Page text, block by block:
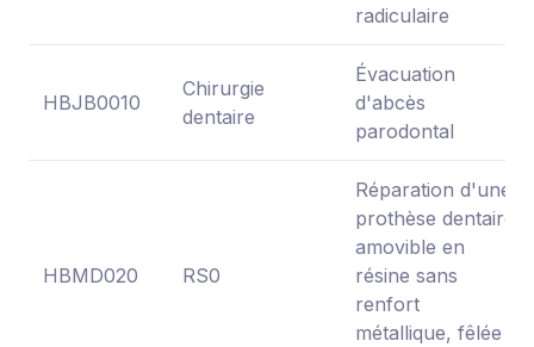
radiculaire
HBJB0010
Chirurgie
dentaire
Évacuation
d'abcès
parodontal
HBMD020 RS0
Réparation d'une
prothèse dentaire
amovible en
résine sans
renfort
métallique, fêlée